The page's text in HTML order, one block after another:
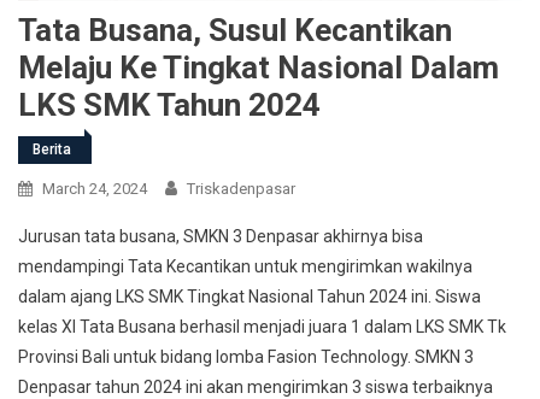
Tata Busana, Susul Kecantikan
Melaju Ke Tingkat Nasional Dalam
LKS SMK Tahun 2024
Berita
March 24, 2024 Triskadenpasar
Jurusan tata busana, SMKN 3 Denpasar akhirnya bisa
mendampingi Tata Kecantikan untuk mengirimkan wakilnya
dalam ajang LKS SMK Tingkat Nasional Tahun 2024 ini. Siswa
kelas XI Tata Busana berhasil menjadi juara 1 dalam LKS SMK Tk
Provinsi Bali untuk bidang lomba Fasion Technology. SMKN 3
Denpasar tahun 2024 ini akan mengirimkan 3 siswa terbaiknya